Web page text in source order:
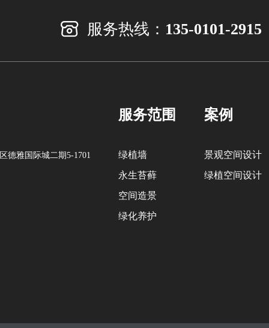
服务热线： 135-0101-2915
德雅国际城二期5-1701
服务范围
绿植墙
永生苔藓
空间造景
绿化养护
案例
景观空间设计
绿植空间设计